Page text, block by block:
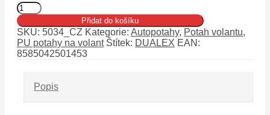
Potah
volantu
SPORT
type-
15
množství
Přidat do košíku
SKU: 5034_CZ Kategorie: Autopotahy, Potah volantu,
PU potahy na volant Štítek: DUALEX EAN:
8585042501453
Popis